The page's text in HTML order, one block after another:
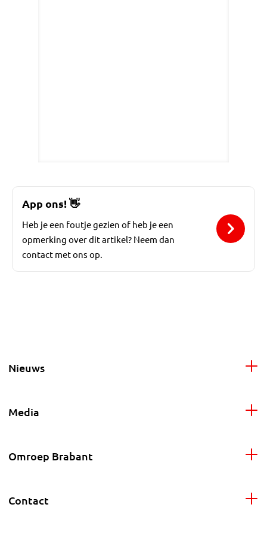
App ons!👋
Heb je een foutje gezien of heb je een
opmerking over dit artikel? Neem dan
contact met ons op.
Nieuws
Media
Omroep Brabant
Contact